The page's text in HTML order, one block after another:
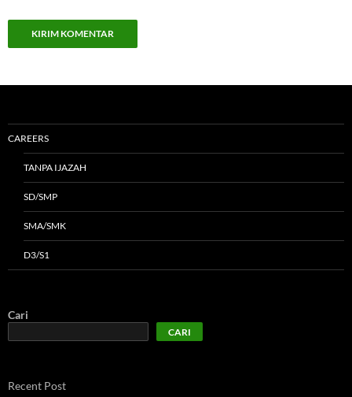
CAREERS
TANPA IJAZAH
SD/SMP
SMA/SMK
D3/S1
Cari
CARI
Recent Post